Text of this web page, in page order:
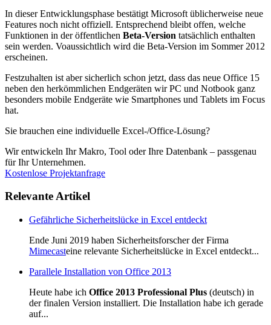
In dieser Entwicklungsphase bestätigt Microsoft üblicherweise neue
Features noch nicht offiziell. Entsprechend bleibt offen, welche
Funktionen in der öffentlichen Beta-Version tatsächlich enthalten
sein werden. Voaussichtlich wird die Beta-Version im Sommer 2012
erscheinen.
Festzuhalten ist aber sicherlich schon jetzt, dass das neue Office 15
neben den herkömmlichen Endgeräten wir PC und Notbook ganz
besonders mobile Endgeräte wie Smartphones und Tablets im Focus
hat.
Sie brauchen eine individuelle Excel-/Office-Lösung?
Wir entwickeln Ihr Makro, Tool oder Ihre Datenbank – passgenau
für Ihr Unternehmen.
Kostenlose Projektanfrage
Relevante Artikel
Gefährliche Sicherheitslücke in Excel entdeckt
Ende Juni 2019 haben Sicherheitsforscher der Firma
Mimecasteine relevante Sicherheitslücke in Excel entdeckt...
Parallele Installation von Office 2013
Heute habe ich Office 2013 Professional Plus (deutsch) in
der finalen Version installiert. Die Installation habe ich gerade
auf...